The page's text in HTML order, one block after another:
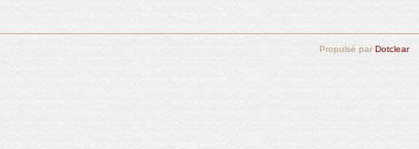
Propulsé par Dotclear